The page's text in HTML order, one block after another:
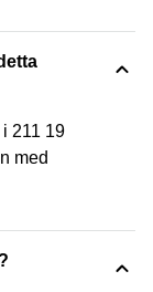
211 19
med